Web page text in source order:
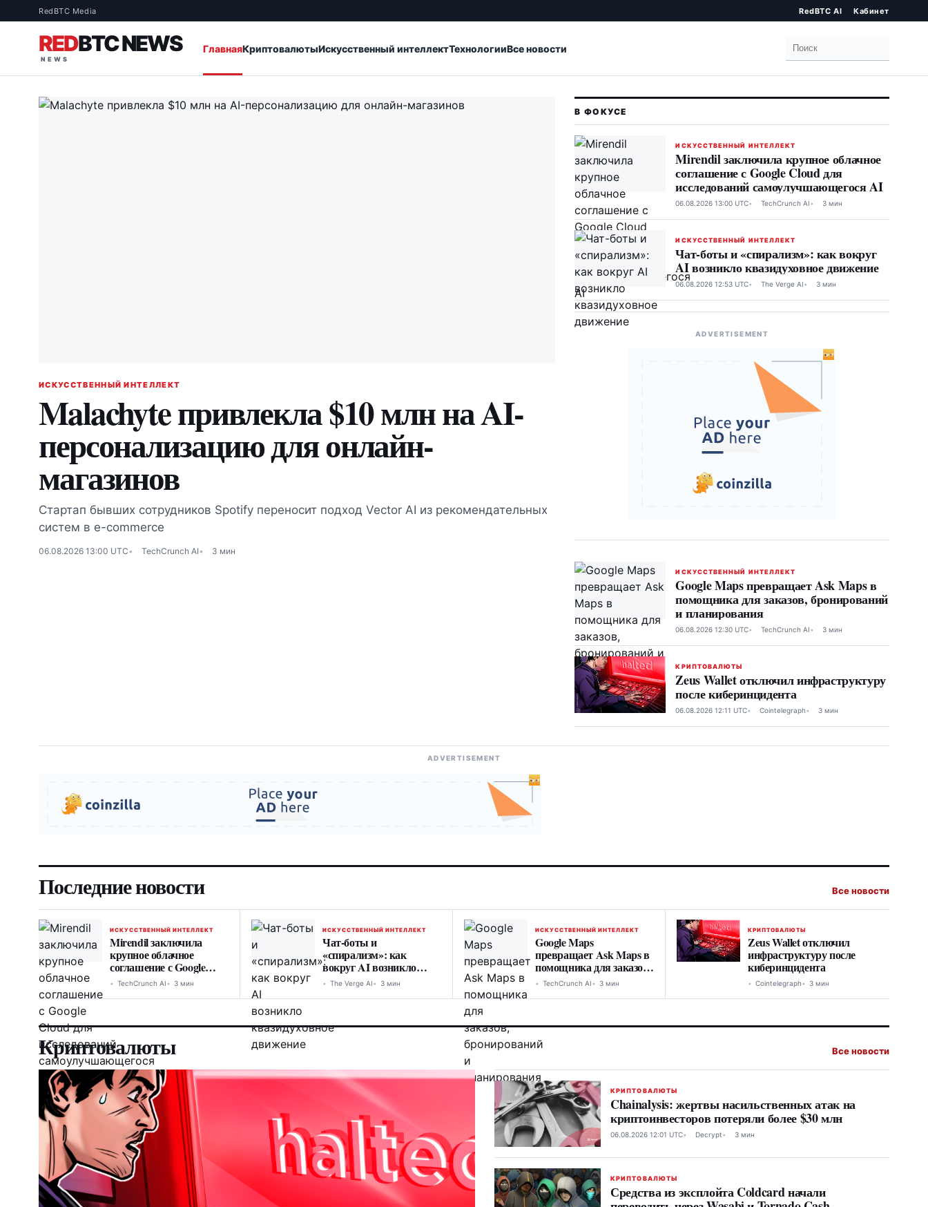
RedBTC Media RedBTC AI Кабинет
REDBTC NEWS ГлавнаяКриптовалютыИскусственный интеллектТехнологииВсе новости Поиск
ИСКУССТВЕННЫЙ ИНТЕЛЛЕКТ
Malachyte привлекла $10 млн на AI-
персонализацию для онлайн-
магазинов
Стартап бывших сотрудников Spotify переносит подход Vector AI из рекомендательных
систем в e-commerce
06.08.2026 13:00 UTC TechCrunch AI 3 мин
ИСКУССТВЕННЫЙ ИНТЕЛЛЕКТ
Mirendil заключила крупное облачное
соглашение с Google Cloud для
исследований самоулучшающегося AI
06.08.2026 13:00 UTC TechCrunch AI 3 мин
ИСКУССТВЕННЫЙ ИНТЕЛЛЕКТ
Чат-боты и «спирализм»: как вокруг
AI возникло квазидуховное движение
06.08.2026 12:53 UTC The Verge AI 3 мин
ADVERTISEMENT
ИСКУССТВЕННЫЙ ИНТЕЛЛЕКТ
Google Maps превращает Ask Maps в
помощника для заказов, бронирований
и планирования
06.08.2026 12:30 UTC TechCrunch AI 3 мин
КРИПТОВАЛЮТЫ
Zeus Wallet отключил инфраструктуру
после киберинцидента
06.08.2026 12:11 UTC Cointelegraph 3 мин
ADVERTISEMENT
Последние новости Все новости
ИСКУССТВЕННЫЙ ИНТЕЛЛЕКТ
Mirendil заключила
крупное облачное
соглашение с Google
Cloud для исследований
TechCrunch AI 3 мин
ИСКУССТВЕННЫЙ ИНТЕЛЛЕКТ
Чат-боты и
«спирализм»: как
вокруг AI возникло
квазидуховное движение
The Verge AI 3 мин
ИСКУССТВЕННЫЙ ИНТЕЛЛЕКТ
Google Maps
превращает Ask Maps в
помощника для заказов,
бронирований и
TechCrunch AI 3 мин
КРИПТОВАЛЮТЫ
Zeus Wallet отключил
инфраструктуру после
киберинцидента
Cointelegraph 3 мин
Криптовалюты Все новости
КРИПТОВАЛЮТЫ
Chainalysis: жертвы насильственных атак на
криптоинвесторов потеряли более $30 млн
06.08.2026 12:01 UTC Decrypt 3 мин
КРИПТОВАЛЮТЫ
Средства из эксплойта Coldcard начали